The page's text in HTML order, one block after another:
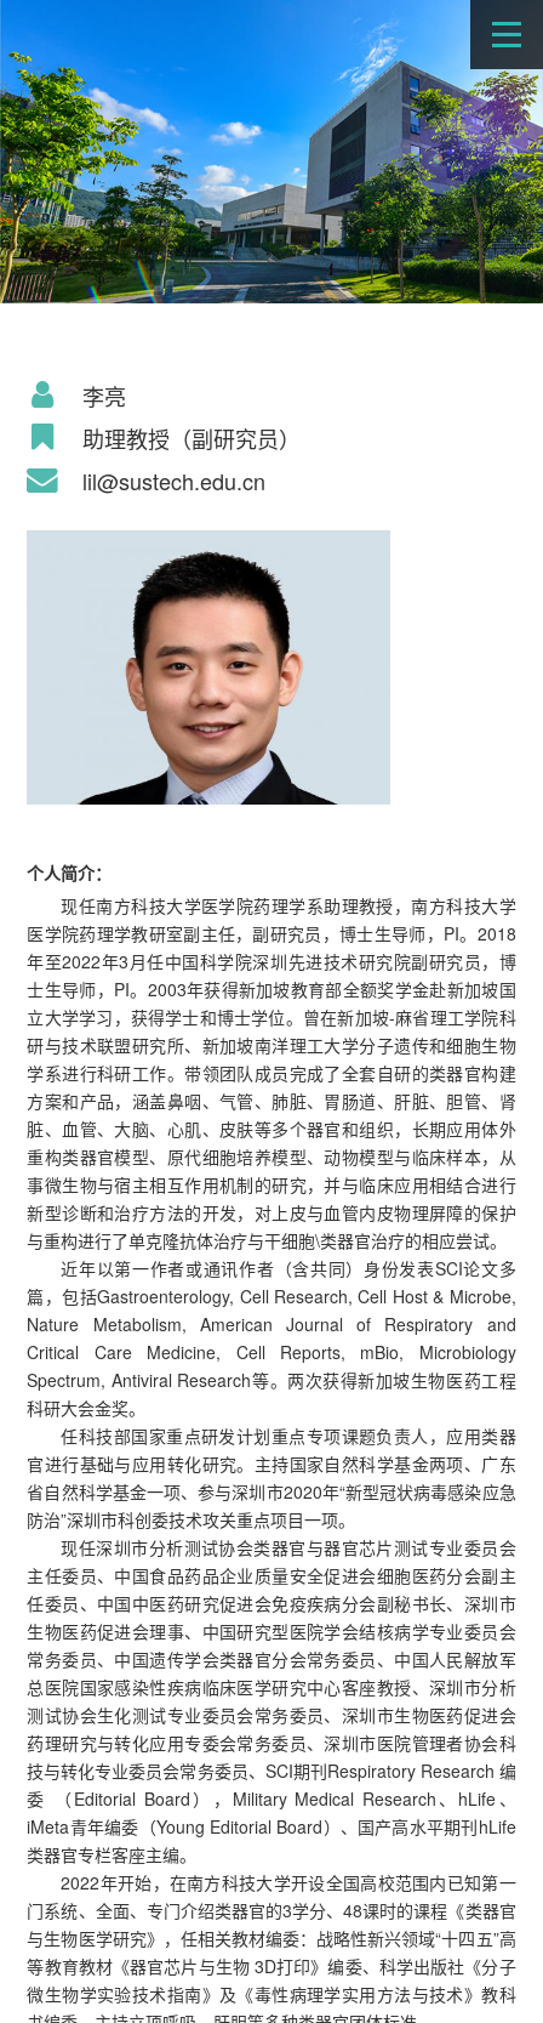
李亮
助理教授（副研究员）
lil@sustech.edu.cn
个人简介：
现任南方科技大学医学院药理学系助理教授，南方科技大学
医学院药理学教研室副主任，副研究员，博士生导师，PI。2018
年至2022年3月任中国科学院深圳先进技术研究院副研究员，博
士生导师，PI。2003年获得新加坡教育部全额奖学金赴新加坡国
立大学学习，获得学士和博士学位。曾在新加坡-麻省理工学院科
研与技术联盟研究所、新加坡南洋理工大学分子遗传和细胞生物
学系进行科研工作。带领团队成员完成了全套自研的类器官构建
方案和产品，涵盖鼻咽、气管、肺脏、胃肠道、肝脏、胆管、肾
脏、血管、大脑、心肌、皮肤等多个器官和组织，长期应用体外
重构类器官模型、原代细胞培养模型、动物模型与临床样本，从
事微生物与宿主相互作用机制的研究，并与临床应用相结合进行
新型诊断和治疗方法的开发，对上皮与血管内皮物理屏障的保护
与重构进行了单克隆抗体治疗与干细胞\类器官治疗的相应尝试。
近年以第一作者或通讯作者（含共同）身份发表SCI论文多
篇，包括Gastroenterology, Cell Research, Cell Host & Microbe,
Nature Metabolism, American Journal of Respiratory and
Critical Care Medicine, Cell Reports, mBio, Microbiology
Spectrum, Antiviral Research等。两次获得新加坡生物医药工程
科研大会金奖。
任科技部国家重点研发计划重点专项课题负责人，应用类器
官进行基础与应用转化研究。主持国家自然科学基金两项、广东
省自然科学基金一项、参与深圳市2020年“新型冠状病毒感染应急
防治”深圳市科创委技术攻关重点项目一项。
现任深圳市分析测试协会类器官与器官芯片测试专业委员会
主任委员、中国食品药品企业质量安全促进会细胞医药分会副主
任委员、中国中医药研究促进会免疫疾病分会副秘书长、深圳市
生物医药促进会理事、中国研究型医院学会结核病学专业委员会
常务委员、中国遗传学会类器官分会常务委员、中国人民解放军
总医院国家感染性疾病临床医学研究中心客座教授、深圳市分析
测试协会生化测试专业委员会常务委员、深圳市生物医药促进会
药理研究与转化应用专委会常务委员、深圳市医院管理者协会科
技与转化专业委员会常务委员、SCI期刊Respiratory Research 编
委 （Editorial Board），Military Medical Research、hLife、
iMeta青年编委（Young Editorial Board）、国产高水平期刊hLife
类器官专栏客座主编。
2022年开始，在南方科技大学开设全国高校范围内已知第一
门系统、全面、专门介绍类器官的3学分、48课时的课程《类器官
与生物医学研究》，任相关教材编委：战略性新兴领域“十四五”高
等教育教材《器官芯片与生物 3D打印》编委、科学出版社《分子
微生物学实验技术指南》及《毒性病理学实用方法与技术》教科